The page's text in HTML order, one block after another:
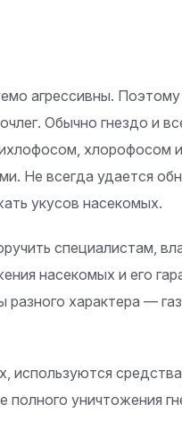
агрессивны.
Обычно гнездо и
хлорофосом
Не всегда удается
укусов насекомых.
специалистам,
насекомых и его
характера —
используются
уничтожения